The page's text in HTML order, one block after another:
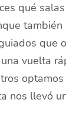
qué
también
que
vuelta
nos llevó